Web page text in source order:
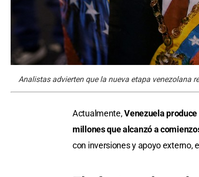
Analistas advierten que la nueva etapa venezolana
Actualmente,Venezuela
millones que alcanzó a
con inversiones y apoyo externo,